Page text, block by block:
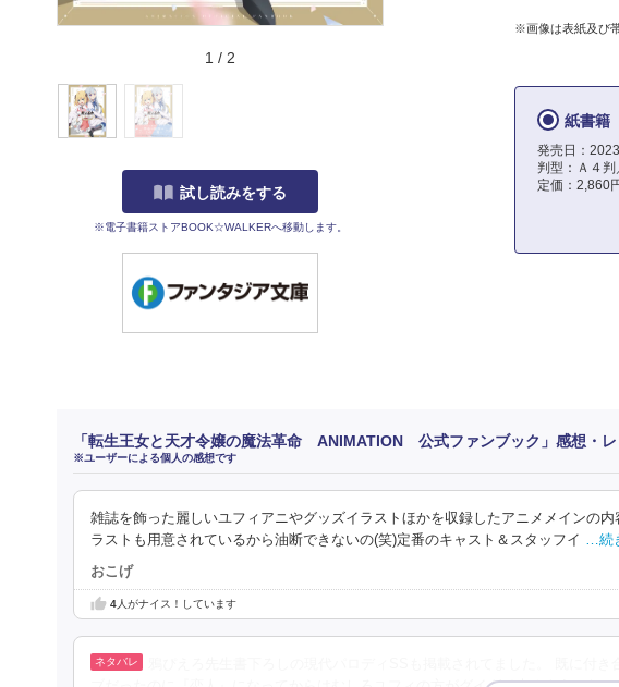
1 / 2
試し読みをする
※電子書籍ストアBOOK☆WALKERへ移動します。
※画像は表紙及び
紙書籍
発売日：
判型：Ａ４
定価：2,860
「転生王女と天才令嬢の魔法革命 ANIMATION 公式ファンブック」感想・
※ユーザーによる個人の感想です
雑誌を飾った麗しいユフィアニやグッズイラストほかを収録したアニメメインの
ラストも用意されているから油断できないの(笑)定番のキャスト＆スタッフイ
…続
おこげ
4人がナイス！しています